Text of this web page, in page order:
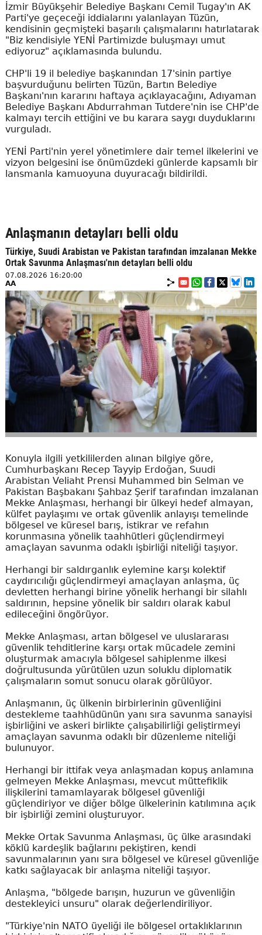
İzmir Büyükşehir Belediye Başkanı Cemil Tugay'ın AK
Parti'ye geçeceği iddialarını yalanlayan Tüzün,
kendisinin geçmişteki başarılı çalışmalarını hatırlatarak
"Biz kendisiyle YENİ Partimizde buluşmayı umut
ediyoruz" açıklamasında bulundu.
CHP'li 19 il belediye başkanından 17'sinin partiye
başvurduğunu belirten Tüzün, Bartın Belediye
Başkanı'nın kararını haftaya açıklayacağını, Adıyaman
Belediye Başkanı Abdurrahman Tutdere'nin ise CHP'de
kalmayı tercih ettiğini ve bu karara saygı duyduklarını
vurguladı.
YENİ Parti'nin yerel yönetimlere dair temel ilkelerini ve
vizyon belgesini ise önümüzdeki günlerde kapsamlı bir
lansmanla kamuoyuna duyuracağı bildirildi.
Anlaşmanın detayları belli oldu
Türkiye, Suudi Arabistan ve Pakistan tarafından imzalanan Mekke
Ortak Savunma Anlaşması'nın detayları belli oldu
07.08.2026 16:20:00
AA
Konuyla ilgili yetkililerden alınan bilgiye göre,
Cumhurbaşkanı Recep Tayyip Erdoğan, Suudi
Arabistan Veliaht Prensi Muhammed bin Selman ve
Pakistan Başbakanı Şahbaz Şerif tarafından imzalanan
Mekke Anlaşması, herhangi bir ülkeyi hedef almayan,
külfet paylaşımı ve ortak güvenlik anlayışı temelinde
bölgesel ve küresel barış, istikrar ve refahın
korunmasına yönelik taahhütleri güçlendirmeyi
amaçlayan savunma odaklı işbirliği niteliği taşıyor.
Herhangi bir saldırganlık eylemine karşı kolektif
caydırıcılığı güçlendirmeyi amaçlayan anlaşma, üç
devletten herhangi birine yönelik herhangi bir silahlı
saldırının, hepsine yönelik bir saldırı olarak kabul
edileceğini öngörüyor.
Mekke Anlaşması, artan bölgesel ve uluslararası
güvenlik tehditlerine karşı ortak mücadele zemini
oluşturmak amacıyla bölgesel sahiplenme ilkesi
doğrultusunda yürütülen uzun soluklu diplomatik
çalışmaların somut sonucu olarak görülüyor.
Anlaşmanın, üç ülkenin birbirlerinin güvenliğini
destekleme taahhüdünün yanı sıra savunma sanayisi
işbirliğini ve askeri birlikte çalışabilirliği geliştirmeyi
amaçlayan savunma odaklı bir düzenleme niteliği
bulunuyor.
Herhangi bir ittifak veya anlaşmadan kopuş anlamına
gelmeyen Mekke Anlaşması, mevcut müttefiklik
ilişkilerini tamamlayarak bölgesel güvenliği
güçlendiriyor ve diğer bölge ülkelerinin katılımına açık
bir işbirliği zemini oluşturuyor.
Mekke Ortak Savunma Anlaşması, üç ülke arasındaki
köklü kardeşlik bağlarını pekiştiren, kendi
savunmalarının yanı sıra bölgesel ve küresel güvenliğe
katkı sağlayacak bir anlaşma niteliği taşıyor.
Anlaşma, "bölgede barışın, huzurun ve güvenliğin
destekleyici unsuru" olarak değerlendiriliyor.
"Türkiye'nin NATO üyeliği ile bölgesel ortaklıklarının